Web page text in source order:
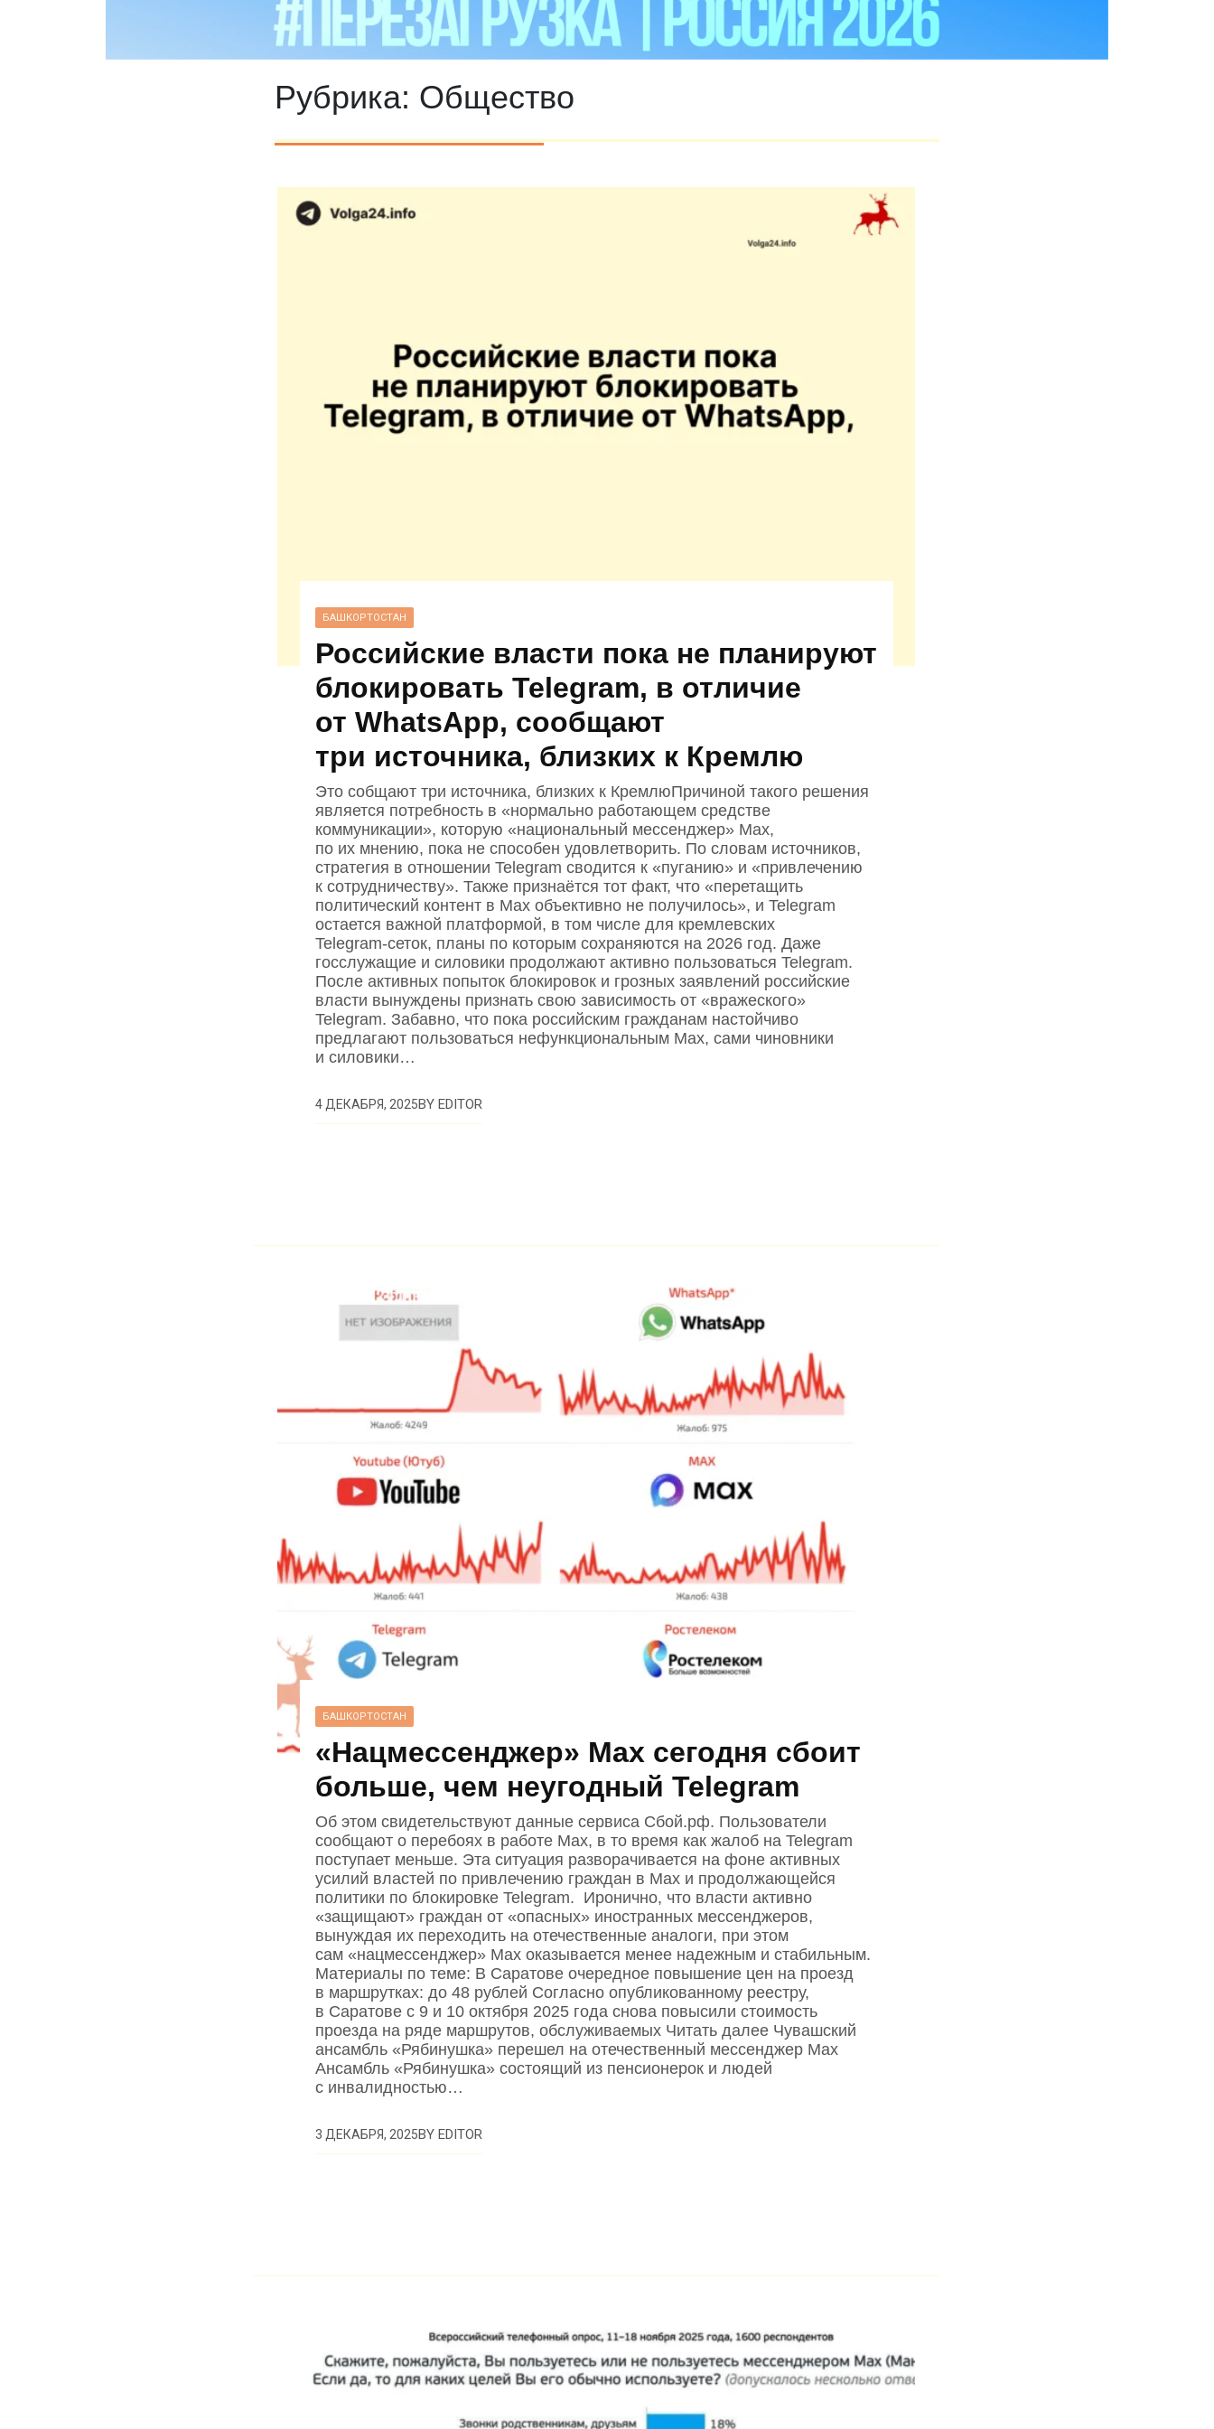
Рубрика: Общество
БАШКОРТОСТАН
Российские власти пока не планируют
блокировать Telegram, в отличие
от WhatsApp, сообщают
три источника, близких к Кремлю
Это собщают три источника, близких к КремлюПричиной такого решения
является потребность в «нормально работающем средстве
коммуникации», которую «национальный мессенджер» Max,
по их мнению, пока не способен удовлетворить. По словам источников,
стратегия в отношении Telegram сводится к «пуганию» и «привлечению
к сотрудничеству». Также признаётся тот факт, что «перетащить
политический контент в Max объективно не получилось», и Telegram
остается важной платформой, в том числе для кремлевских
Telegram‑сеток, планы по которым сохраняются на 2026 год. Даже
госслужащие и силовики продолжают активно пользоваться Telegram.
После активных попыток блокировок и грозных заявлений российские
власти вынуждены признать свою зависимость от «вражеского»
Telegram. Забавно, что пока российским гражданам настойчиво
предлагают пользоваться нефункциональным Max, сами чиновники
и силовики…
4 ДЕКАБРЯ, 2025BY EDITOR
БАШКОРТОСТАН
«Нацмессенджер» Max сегодня сбоит
больше, чем неугодный Telegram
Об этом свидетельствуют данные сервиса Сбой.рф. Пользователи
сообщают о перебоях в работе Max, в то время как жалоб на Telegram
поступает меньше. Эта ситуация разворачивается на фоне активных
усилий властей по привлечению граждан в Max и продолжающейся
политики по блокировке Telegram. Иронично, что власти активно
«защищают» граждан от «опасных» иностранных мессенджеров,
вынуждая их переходить на отечественные аналоги, при этом
сам «нацмессенджер» Max оказывается менее надежным и стабильным.
Материалы по теме: В Саратове очередное повышение цен на проезд
в маршрутках: до 48 рублей Согласно опубликованному реестру,
в Саратове с 9 и 10 октября 2025 года снова повысили стоимость
проезда на ряде маршрутов, обслуживаемых Читать далее Чувашский
ансамбль «Рябинушка» перешел на отечественный мессенджер Max
Ансамбль «Рябинушка» состоящий из пенсионерок и людей
с инвалидностью…
3 ДЕКАБРЯ, 2025BY EDITOR